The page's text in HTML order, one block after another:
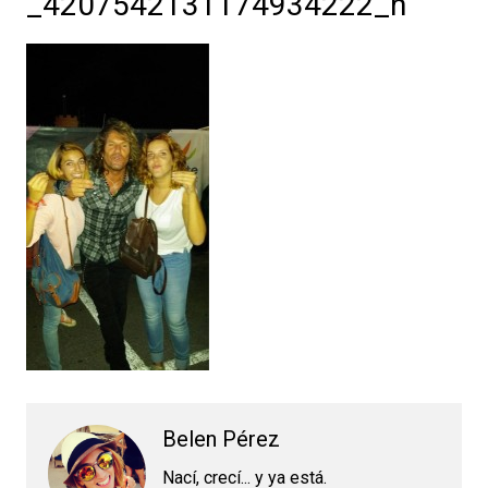
Belen Pérez
Nací, crecí... y ya está.